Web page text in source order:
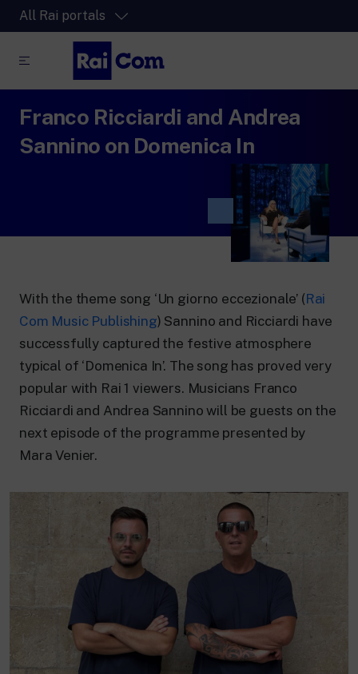
All Rai portals
RaiPlay
The digital platform of the Rai Radio
A safe space full of cartoons for the kids.
24 hour news: current affairs, breaking
news and updates.
RaiNews
The regional editorial offices of RaiNews.
Rai TgR
Cultural insights on Art, Literature,
History and much more.
Rai Cultura
For secondary schools, universities,
teachers and adult education.
Rai Scuola
Franco Ricciardi and Andrea
Sannino on Domenica In
With the theme song ‘Un giorno eccezionale’ (Rai
Com Music Publishing) Sannino and Ricciardi have
successfully captured the festive atmosphere
typical of ‘Domenica In’. The song has proved very
popular with Rai 1 viewers. Musicians Franco
Ricciardi and Andrea Sannino will be guests on the
next episode of the programme presented by
Mara Venier.